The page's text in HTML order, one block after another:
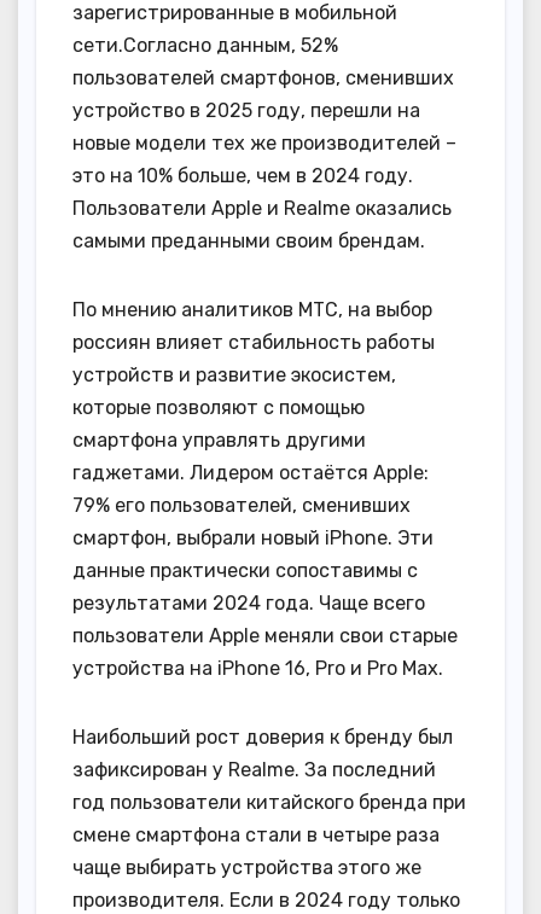
зарегистрированные в мобильной
сети.Согласно данным, 52%
пользователей смартфонов, сменивших
устройство в 2025 году, перешли на
новые модели тех же производителей –
это на 10% больше, чем в 2024 году.
Пользователи Apple и Realme оказались
самыми преданными своим брендам.
По мнению аналитиков МТС, на выбор
россиян влияет стабильность работы
устройств и развитие экосистем,
которые позволяют с помощью
смартфона управлять другими
гаджетами. Лидером остаётся Apple:
79% его пользователей, сменивших
смартфон, выбрали новый iPhone. Эти
данные практически сопоставимы с
результатами 2024 года. Чаще всего
пользователи Apple меняли свои старые
устройства на iPhone 16, Pro и Pro Max.
Наибольший рост доверия к бренду был
зафиксирован у Realme. За последний
год пользователи китайского бренда при
смене смартфона стали в четыре раза
чаще выбирать устройства этого же
производителя. Если в 2024 году только